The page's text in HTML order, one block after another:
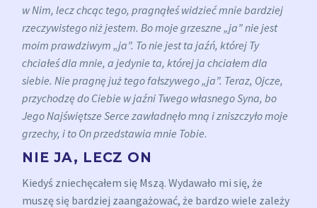
w Nim, lecz chcąc tego, pragnąłeś widzieć mnie bardziej
rzeczywistego niż jestem. Bo moje grzeszne „ja” nie jest
moim prawdziwym „ja”. To nie jest ta jaźń, której Ty
chciałeś dla mnie, a jedynie ta, której ja chciałem dla
siebie. Nie pragnę już tego fałszywego „ja”. Teraz, Ojcze,
przychodzę do Ciebie w jaźni Twego własnego Syna, bo
Jego Najświętsze Serce zawładnęło mną i zniszczyło moje
grzechy, i to On przedstawia mnie Tobie.
NIE JA, LECZ ON
Kiedyś zniechęcałem się Mszą. Wydawało mi się, że
muszę się bardziej zaangażować, że bardzo wiele zależy